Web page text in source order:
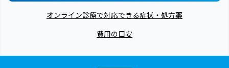
オンライン診療で対応できる症状・処方薬
費用の目安